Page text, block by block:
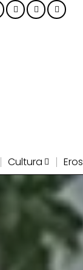
Cultura Eros